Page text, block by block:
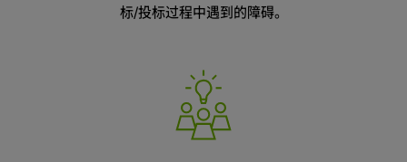
标/投标过程中遇到的障碍。